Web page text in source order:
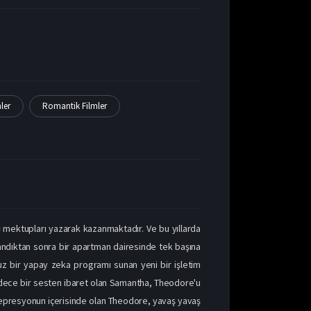
Romantik Filmler
yazarak kazanmaktadır. Ve bu yıllarda
sonra bir apartman dairesinde tek başına
bir yapay zeka programı sunan yeni bir işletim
bir sesten ibaret olan Samantha, Theodore'u
içerisinde olan Theodore, yavaş yavaş